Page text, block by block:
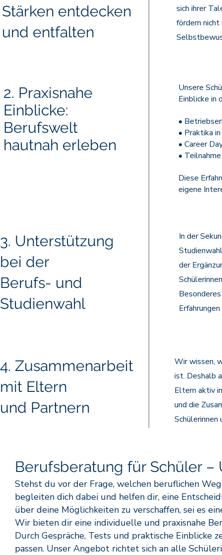
Stärken entdecken
und entfalten
sich ihrer
fördern nicht
2. Praxisnahe
Einblicke:
Berufswelt
hautnah erleben
Unsere
Einblicke in
•
• Praktika
• Career
•
Diese
eigene
3. Unterstützung
bei der
Berufs- und
Studienwahl
In der
der
4. Zusammenarbeit
mit Eltern
und Partnern
Wir wissen,
ist. Deshalb
Eltern aktiv
und die
Berufsberatung für Schüler
Stehst du vor der Frage, welchen beruflichen
begleiten dich dabei und helfen dir, eine
über deine Möglichkeiten zu verschaffen, sei es
Wir bieten dir eine individuelle und praxisnahe
Durch Gespräche, Tests und praktische Einblicke
passen. Unser Angebot richtet sich an alle